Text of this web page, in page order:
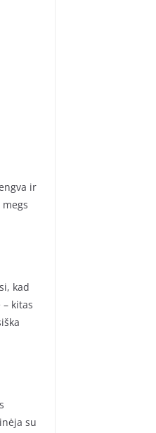
ir
kad
kitas
su